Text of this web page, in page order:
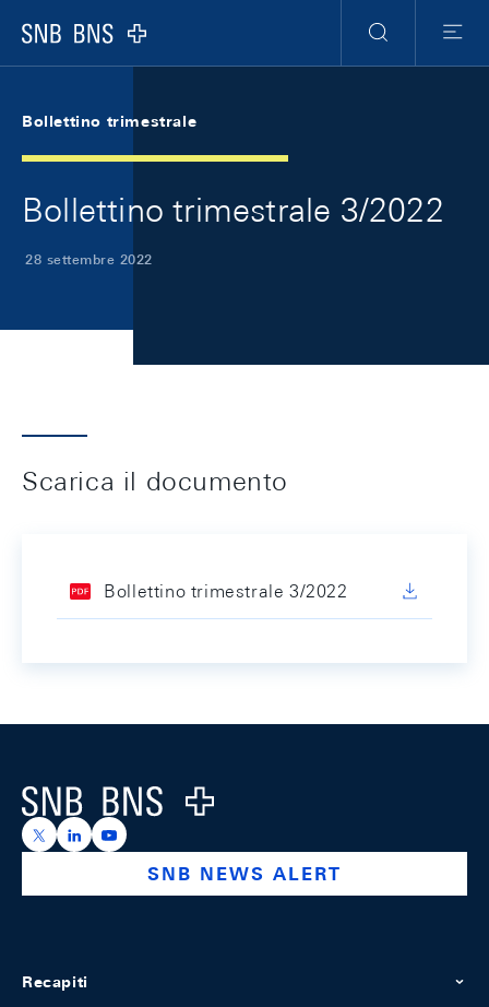
Logo
Ricerca
Menu
Bollettino trimestrale
Bollettino trimestrale 3/2022
28 settembre 2022
Scarica il documento
Bollettino trimestrale 3/2022
Logo
https://x.com/snb_bns
https://ch.linkedin.com/company/swiss-national-
https://www.youtube.com/@swissnationalbank
SNB NEWS ALERT
Recapiti